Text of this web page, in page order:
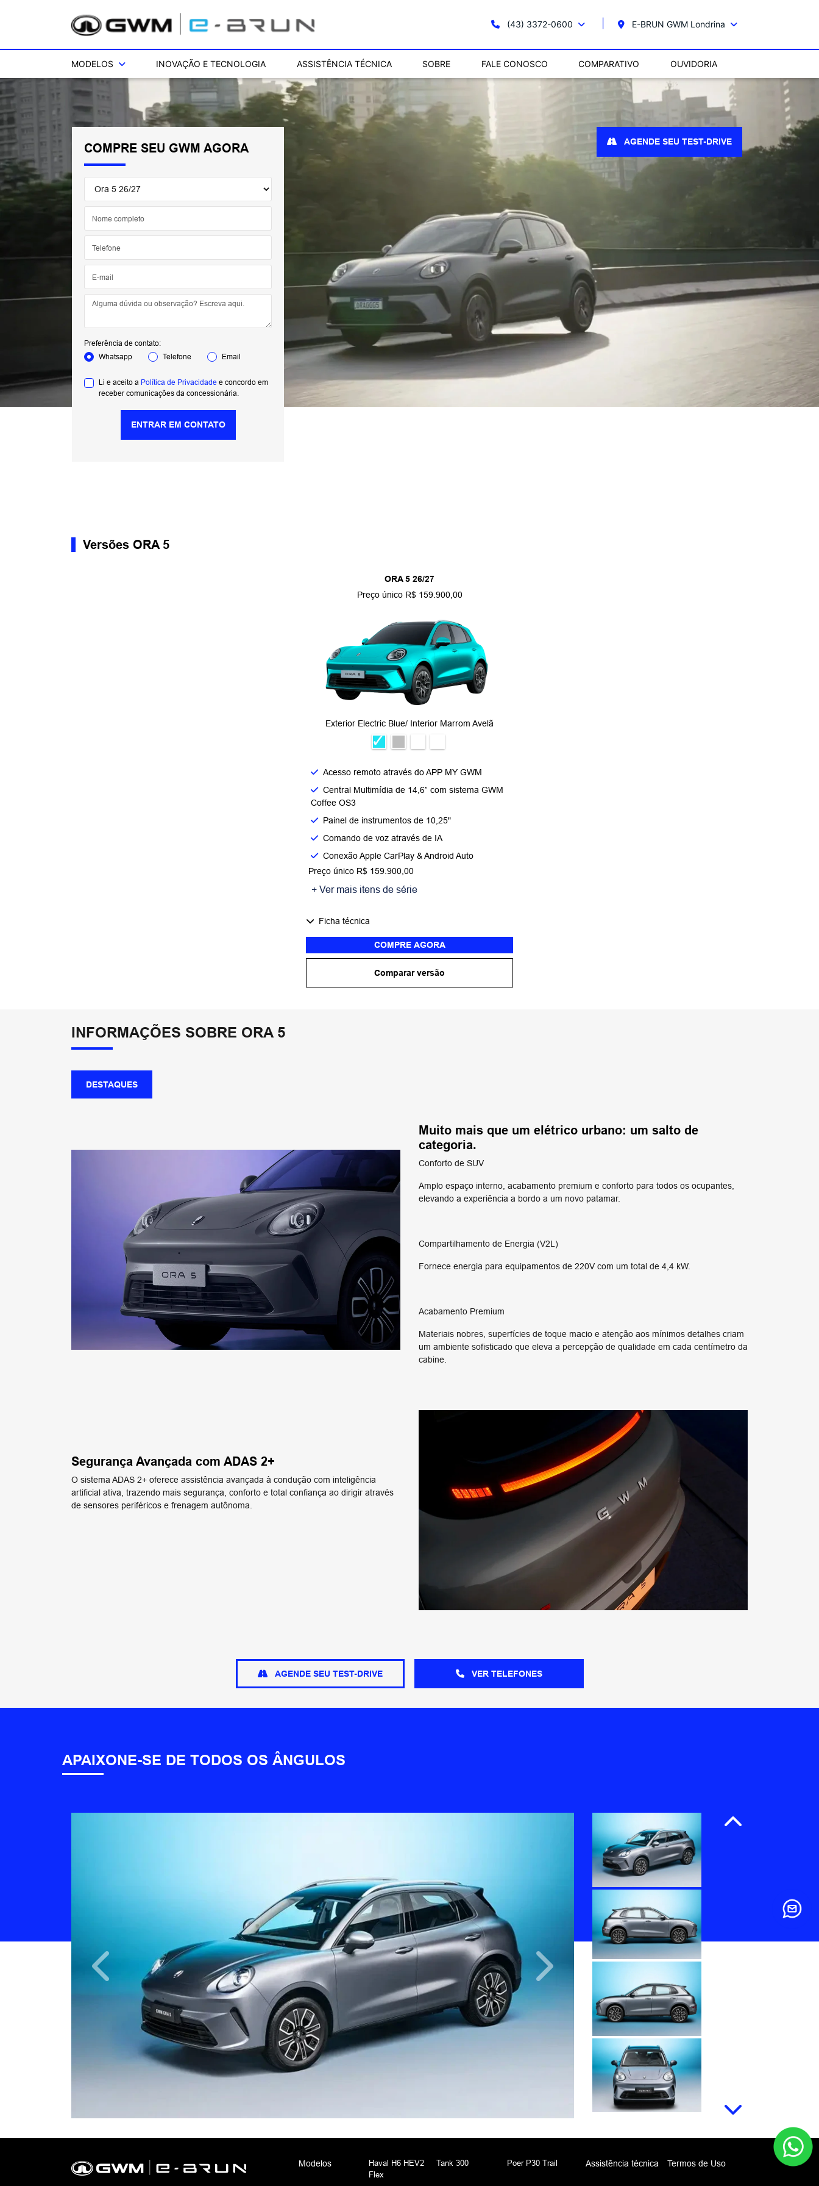
(43) 3372-0600 E-BRUN GWM Londrina
MODELOS INOVAÇÃO E TECNOLOGIA ASSISTÊNCIA TÉCNICA SOBRE FALE CONOSCO COMPARATIVO OUVIDORIA
COMPRE SEU GWM AGORA
Preferência de contato:
Whatsapp
Telefone Email
Li e aceito a Política de Privacidade e concordo em
receber comunicações da concessionária.
ENTRAR EM CONTATO
AGENDE SEU TEST-DRIVE
Versões ORA 5
ORA 5 26/27
Preço único R$ 159.900,00
Exterior Electric Blue/ Interior Marrom Avelã
Acesso remoto através do APP MY GWM
Central Multimídia de 14,6” com sistema GWM
Coffee OS3
Painel de instrumentos de 10,25"
Comando de voz através de IA
Conexão Apple CarPlay & Android Auto
Preço único R$ 159.900,00
+ Ver mais itens de série
Ficha técnica
COMPRE AGORA
Comparar versão
INFORMAÇÕES SOBRE ORA 5
DESTAQUES
Muito mais que um elétrico urbano: um salto de
categoria.
Conforto de SUV
Amplo espaço interno, acabamento premium e conforto para todos os ocupantes,
elevando a experiência a bordo a um novo patamar.
Compartilhamento de Energia (V2L)
Fornece energia para equipamentos de 220V com um total de 4,4 kW.
Acabamento Premium
Materiais nobres, superfícies de toque macio e atenção aos mínimos detalhes criam
um ambiente sofisticado que eleva a percepção de qualidade em cada centímetro da
cabine.
Segurança Avançada com ADAS 2+
O sistema ADAS 2+ oferece assistência avançada à condução com inteligência
artificial ativa, trazendo mais segurança, conforto e total confiança ao dirigir através
de sensores periféricos e frenagem autônoma.
VER TELEFONES
AGENDE SEU TEST-DRIVE
APAIXONE-SE DE TODOS OS ÂNGULOS
Anterior Próximo
Anterior
Modelos
Haval H6 HEV2
Flex
Tank 300 Poer P30 Trail Assistência técnica Termos de Uso